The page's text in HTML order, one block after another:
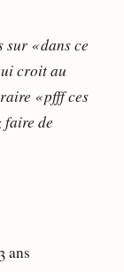
« dans ce
croit au
« pfff ces
faire de
ans